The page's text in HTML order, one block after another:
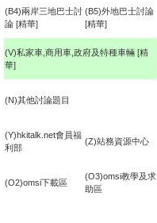
(B4)兩岸三地巴士討
論 [精華]
(B5)外地巴士討論
[精華]
(V)私家車,商用車,政府及特種車輛 [精
華]
(N)其他討論題目
(Y)hkitalk.net會員福
利部
(Z)站務資源中心
(O2)omsi下載區
(O3)omsi教學及求
助區